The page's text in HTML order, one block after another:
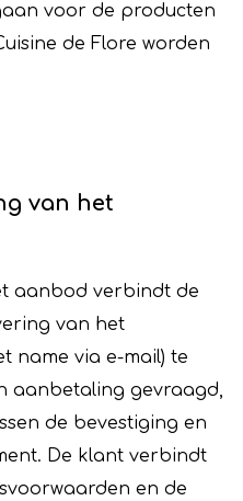
voor de producten
de Flore worden
van het
aanbod verbindt de
van het
name via e-mail) te
aanbetaling gevraagd,
de bevestiging en
De klant verbindt
en de